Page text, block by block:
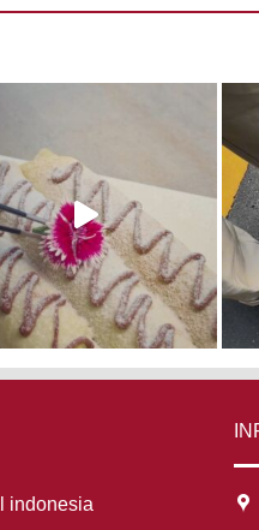
indonesia